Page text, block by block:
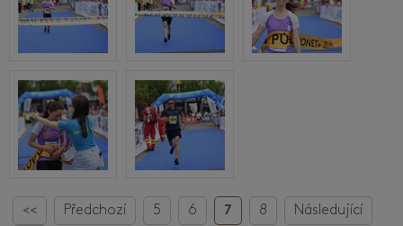
<< Předchozí 5 6 7 8
Následující